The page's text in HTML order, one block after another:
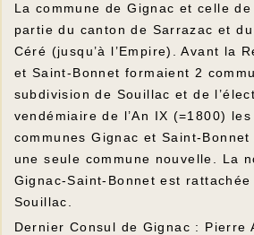
La commune de Gignac et celle
partie du canton de Sarrazac et
Céré (jusqu’à l’Empire). Avant la
et Saint-Bonnet formaient 2
subdivision de Souillac et de
vendémiaire de l’An IX (=1800)
communes Gignac et Saint-
une seule commune nouvelle. La
Gignac-Saint-Bonnet est
Souillac.
Dernier Consul de Gignac : Pierre